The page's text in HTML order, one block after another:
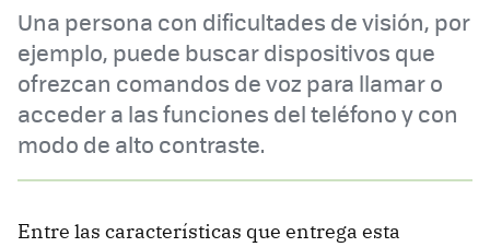
Una persona con dificultades de visión, por
ejemplo, puede buscar dispositivos que
ofrezcan comandos de voz para llamar o
acceder a las funciones del teléfono y con
modo de alto contraste.
Entre las características que entrega esta